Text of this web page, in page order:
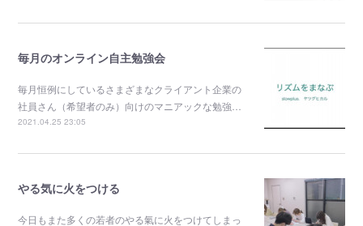
毎月のオンライン自主勉強会
毎月恒例にしているさまざまなクライアント企業の
社員さん（希望者のみ）向けのマニアックな勉強…
2021.04.25 23:05
やる気に火をつける
今日もまた多くの若者のやる氣に火をつけてしまっ